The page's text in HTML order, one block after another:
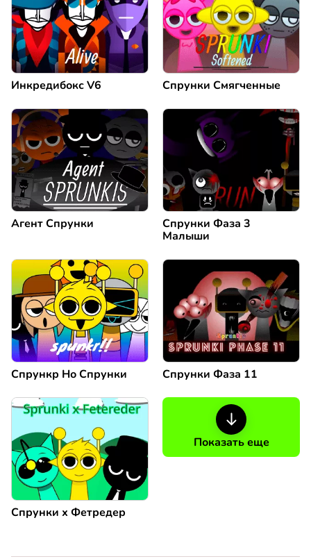
Инкредибокс V6 Спрунки Смягченные
Агент Спрунки
Спрунки Фаза 3
Малыши
Спрункр Но Спрунки Спрунки Фаза 11
Спрунки х Фетредер
Показать еще